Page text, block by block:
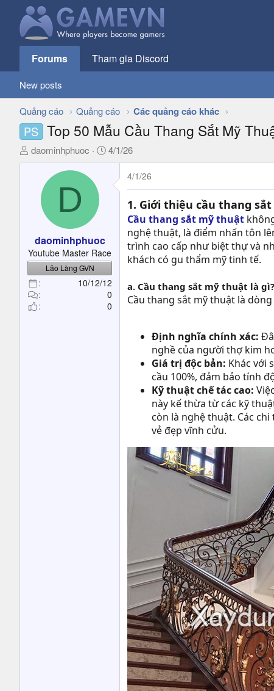
Forums Tham gia Discord
New posts
Quảng cáo Quảng cáo Các quảng cáo khác
PS Top 50 Mẫu Cầu Thang Sắt Mỹ
T
a
r
t
e
r
daominhphuoc
N
4/1/26
D
daominhphuoc
Youtube Master Race
Lão Làng GVN
10/12/12
0
0
4/1/26
1. Giới thiệu cầu thang
Cầu thang sắt mỹ thuật
nghệ thuật, là điểm nhấn tôn
trình cao cấp như biệt thự và
khách có gu thẩm mỹ tinh tế.
a. Cầu thang sắt mỹ thuật là gì?
Cầu thang sắt mỹ thuật là
Định nghĩa chính xác:
nghề của người thợ kim
Giá trị độc bản: Khác với
cầu 100%, đảm bảo tính
Kỹ thuật chế tác cao:
này kế thừa từ các kỹ
còn là nghệ thuật. Các
vẻ đẹp vĩnh cửu.